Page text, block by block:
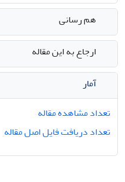
هم رسانی
ارجاع به این مقاله
آمار
تعداد مشاهده مقاله
تعداد دریافت فایل اصل مقاله